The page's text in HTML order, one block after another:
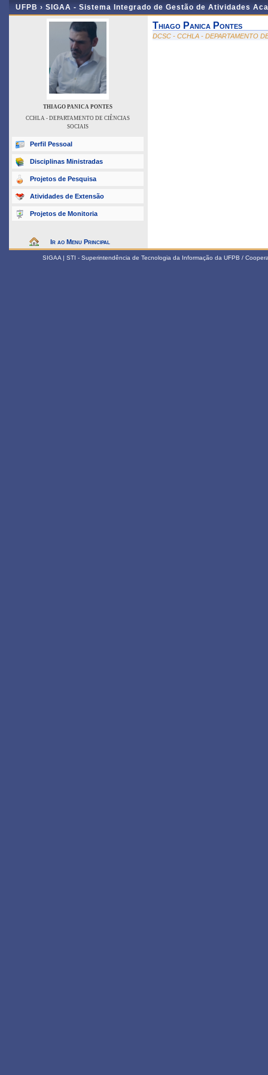
UFPB › SIGAA - Sistema Integrado de Gestão de Atividades
THIAGO PANICA PONTES
CCHLA - DEPARTAMENTO DE CIÊNCIAS
SOCIAIS
Perfil Pessoal
Disciplinas Ministradas
Projetos de Pesquisa
Atividades de Extensão
Projetos de Monitoria
Ir ao Menu Principal
Thiago Panica Pontes
DCSC - CCHLA - DEPARTAMENTO
SIGAA | STI - Superintendência de Tecnologia da Informação da UFPB /